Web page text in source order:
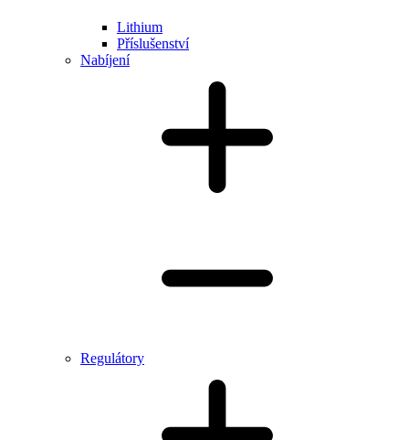
Lithium
Příslušenství
Nabíjení
Regulátory